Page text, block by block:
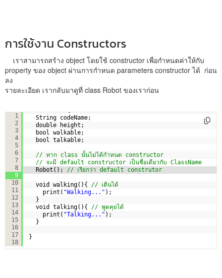
การใช้งาน Constructors
เราสามารถสร้าง object โดยใช้ constructor เพื่อกำหนดค่าให้กับ
property ของ object ผ่านการกำหนด parameters constructor ได้ ก่อน
ลง
รายละเอียด เรากลับมาดูที่ class Robot ของเราก่อน
1
2
3
4
5
6
7
8
9
10
11
12
13
14
15
16
17
18
String codeName;
double height;
bool walkable;
bool talkable;
// หาก class นั้นไม่ได้กำหนด constructor
// จะมี default constructor เป็นชื่อเดียวกับ ClassName
Robot(); // เรียกว่า default construtor
void walking(){ // เดินได้
print( "Walking..." );
}
void talking(){ // พูดคุยได้
print( "Talking..." );
}
}